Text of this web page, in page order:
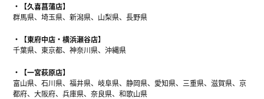
【久喜菖蒲店】
群馬県、埼玉県、新潟県、山梨県、長野県
【東府中店・横浜瀬谷店】
千葉県、東京都、神奈川県、沖縄県
【一宮萩原店】
富山県、石川県、福井県、岐阜県、静岡県、愛知県、三重県、滋賀県、京
都府、大阪府、兵庫県、奈良県、和歌山県